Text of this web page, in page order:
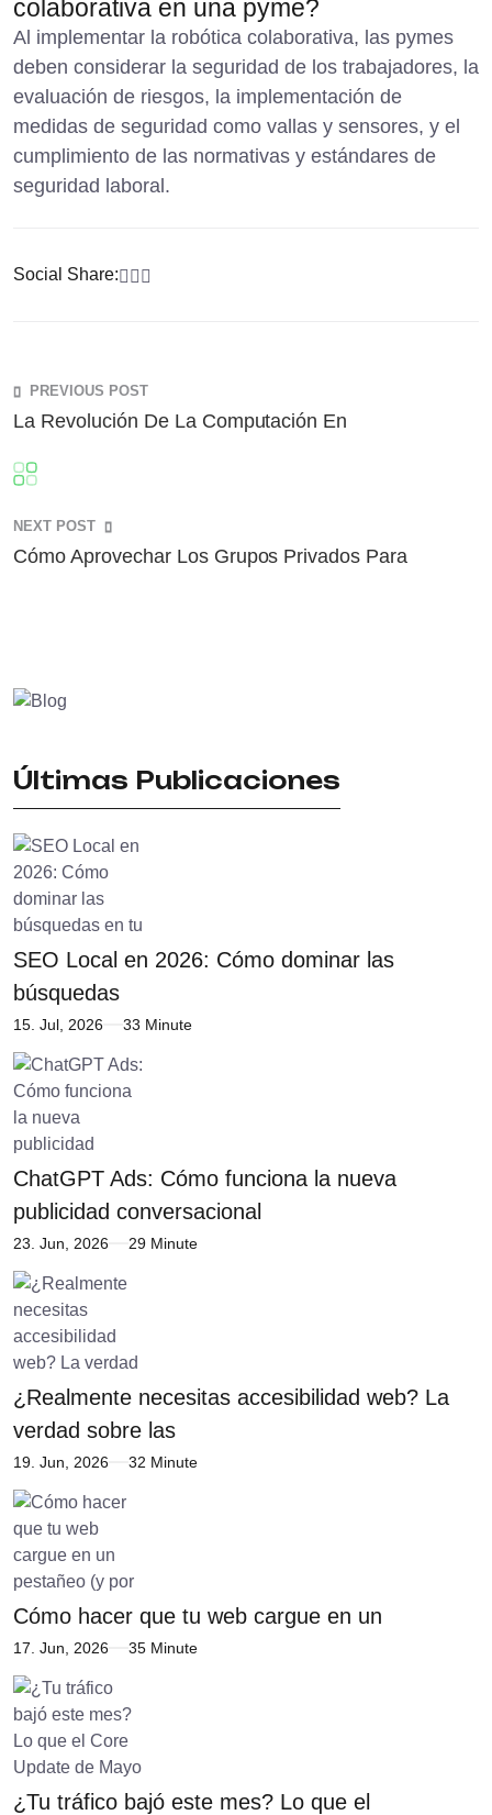
colaborativa en una pyme?
Al implementar la robótica colaborativa, las pymes
deben considerar la seguridad de los trabajadores, la
evaluación de riesgos, la implementación de
medidas de seguridad como vallas y sensores, y el
cumplimiento de las normativas y estándares de
seguridad laboral.
Social Share:
PREVIOUS POST
La Revolución De La Computación En
NEXT POST
Cómo Aprovechar Los Grupos Privados Para
Últimas Publicaciones
SEO Local en 2026: Cómo dominar las
búsquedas
15. Jul, 2026 33 Minute
ChatGPT Ads: Cómo funciona la nueva
publicidad conversacional
23. Jun, 2026 29 Minute
¿Realmente necesitas accesibilidad web? La
verdad sobre las
19. Jun, 2026 32 Minute
Cómo hacer que tu web cargue en un
17. Jun, 2026 35 Minute
¿Tu tráfico bajó este mes? Lo que el